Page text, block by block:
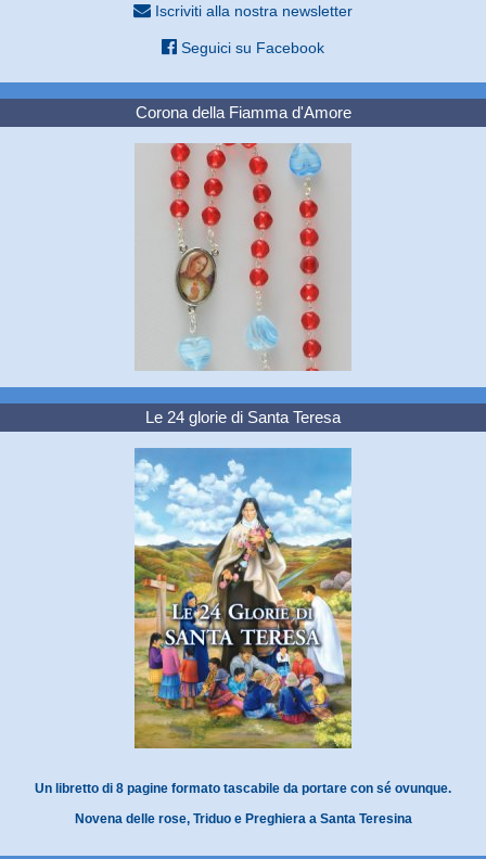
Iscriviti alla nostra newsletter
Seguici su Facebook
Corona della Fiamma d'Amore
Le 24 glorie di Santa Teresa
Un libretto di 8 pagine formato tascabile da portare con sé ovunque.
Novena delle rose, Triduo e Preghiera a Santa Teresina